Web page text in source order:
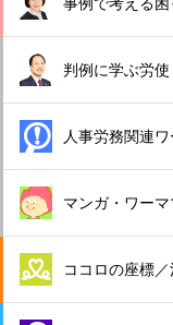
判例に学ぶ労
人事労務関連
マンガ・ワー
ココロの座標